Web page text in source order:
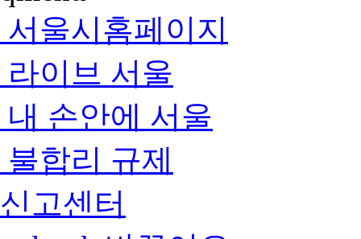
서울시홈페이지
라이브 서울
내 손안에 서울
불합리 규제
신고센터